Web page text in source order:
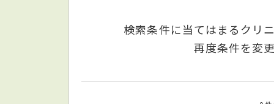
検索条件に当てはまるクリ
再度条件を変